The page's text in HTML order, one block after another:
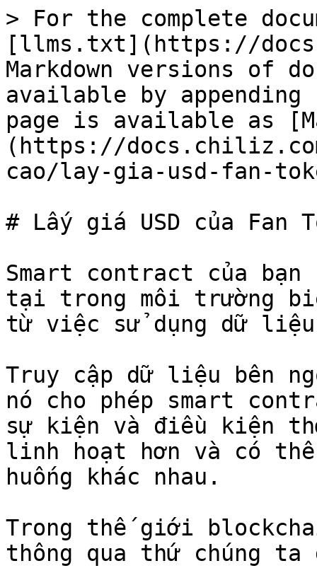
> For the complete
[llms.txt](https://
Markdown versions of
available by
page is available as
(https://
cao/lay-gia-usd-fan-
# Lấy giá USD của Fan
Smart contract của
tại trong môi trường
từ việc sử dụng dữ
Truy cập dữ liệu bên
nó cho phép smart
sự kiện và điều kiện
linh hoạt hơn và có
huống khác nhau.
Trong thế giới
thông qua thứ chúng